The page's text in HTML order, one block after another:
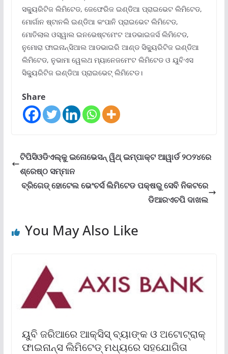
ସକ୍ୟୁରିଟିଜ ଲିମିଟେଡ, ଜେଫେରିଜ ଇଣ୍ଡିଆ ପ୍ରାଇଭେଟ ଲିମିଟେଡ,
ମୋର୍ଗାନ ଷ୍ଟାନଲି ଇଣ୍ଡିଆ କଂପାନି ପ୍ରାଇଭେଟ ଲିମିଟେଡ,
ମୋତିଲାଲ ଓସ୍ୱାଲ ଇନଭେଷ୍ଟମେଂଟ ଆଡଭାଇଜର୍ସ ଲିମିଟେଡ,
ନୁମୋରା ଫାଇନାନ୍ସିଆଲ ଆଡଭାଇରି ଆଣ୍ଡ ସିକ୍ୟୁରିଟିଜ ଇଣ୍ଡିଆ
ଲିମିଟେଡ, ନୁଭାମା ୱେଲଥ ମ୍ୟାନେଜମେଂଟ ଲିମିଟେଡ ଓ ୟୁବିଏସ
ସିକ୍ୟୁରିଟିଜ ଇଣ୍ଡିଆ ପ୍ରାଇଭେଟ୍ ଲିମିଟେଡ।
Share
ଟିପିସିଓଡିଏଲ୍‌କୁ ଇନୋଭେସନ୍ ୱିଥ୍ ଇମ୍ପାକ୍ଟ ଆୱାର୍ଡ ୨୦୨୪ରେ
ଶ୍ରେଷ୍ଠ ସମ୍ମାନ
ବ୍ରିଗେଡ୍ ହୋଟେଲ ଭେଂଚର୍ସ ଲିମିଟେଡ ପକ୍ଷରୁ ସେବି ନିକଟରେ
ଡିଆରଏଚପି ଦାଖଲ
You May Also Like
ୟୁବି ଜରିଆରେ ଆକ୍ସିସ୍ ବ୍ୟାଙ୍କ ଓ ଅଟୋଟ୍ରାକ୍
ଫାଇନାନ୍ସ ଲିମିଟେଡ୍ ମଧ୍ୟରେ ସହଯୋଗିତା